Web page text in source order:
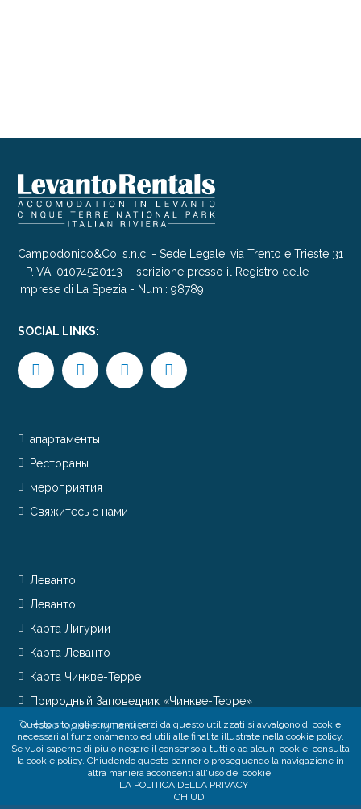
Campodonico&Co. s.n.c. - Sede Legale: via Trento e Trieste 31
- P.IVA: 01074520113 - Iscrizione presso il Registro delle
Imprese di La Spezia - Num.: 98789
SOCIAL LINKS:
апартаменты
Рестораны
мероприятия
Свяжитесь с нами
Леванто
Леванто
Карта Лигурии
Карта Леванто
Карта Чинкве-Терре
Природный Заповедник «Чинкве-Терре»
Новогоднее купание
Questo sito o gli strumenti terzi da questo utilizzati si avvalgono di cookie
necessari al funzionamento ed utili alle finalita illustrate nella cookie policy.
Se vuoi saperne di piu o negare il consenso a tutti o ad alcuni cookie, consulta
la cookie policy. Chiudendo questo banner o proseguendo la navigazione in
altra maniera acconsenti all'uso dei cookie.
LA POLITICA DELLA PRIVACY
CHIUDI